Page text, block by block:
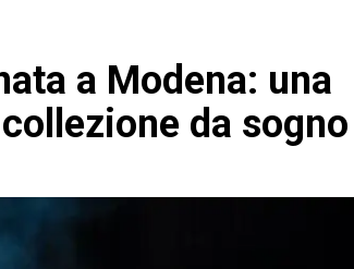
a Modena: una
da sogno